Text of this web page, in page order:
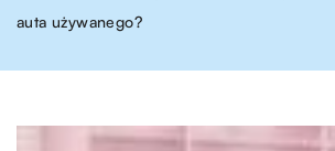
auta używanego?